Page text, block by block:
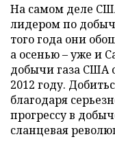
На самом деле
лидером по
того года они
а осенью – уже и
добычи газа США
2012 году.
благодаря
прогрессу в
сланцевая